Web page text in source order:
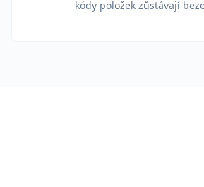
kódy položek zůstávají